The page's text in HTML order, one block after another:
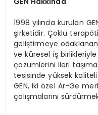
1998 yılında kurulan
şirketidir. Çoklu
geliştirmeye odaklanan
ve küresel iş
çözümlerini ileri
tesisinde yüksek
GEN, iki özel Ar-Ge
çalışmalarını